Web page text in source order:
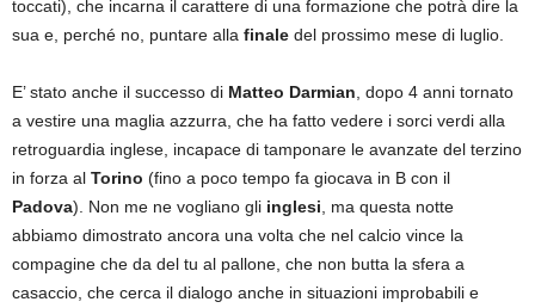
toccati), che incarna il carattere di una formazione che potrà dire la
sua e, perché no, puntare alla finale del prossimo mese di luglio.
E’ stato anche il successo di Matteo Darmian , dopo 4 anni tornato
a vestire una maglia azzurra, che ha fatto vedere i sorci verdi alla
retroguardia inglese, incapace di tamponare le avanzate del terzino
in forza al Torino (fino a poco tempo fa giocava in B con il
Padova). Non me ne vogliano gli inglesi , ma questa notte
abbiamo dimostrato ancora una volta che nel calcio vince la
compagine che da del tu al pallone, che non butta la sfera a
casaccio, che cerca il dialogo anche in situazioni improbabili e